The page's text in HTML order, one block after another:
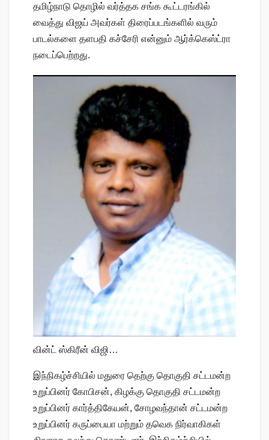
தமிழ்நாடு தொழில் வர்த்தக சங்க கூட்டரங்கில்
வைத்து விஜய் அவர்கள் திரைப்படங்களில் வரும்
பாடல்களை தளபதி கச்சேரி என்னும் ஆர்க்கெஸ்ட்ரா
நடைப்பெற்றது.
வின்ட் ஸ்கிரீன் விஜி…
இந்நிகழ்ச்சியில் மதுரை தெற்கு தொகுதி சட்டமன்ற
உறுப்பினர் கோபிசன், கிழக்கு தொகுதி சட்டமன்ற
உறுப்பினர் கார்த்திகேயன், சோழவந்தான் சட்டமன்ற
உறுப்பினர் கருப்பையா மற்றும் தவெக நிர்வாகிகள்